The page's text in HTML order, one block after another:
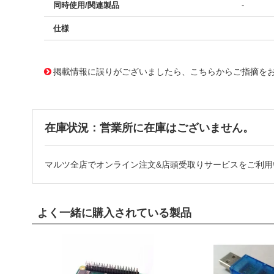
同時使用/関連製品 -
仕様
掲載情報に誤りがございましたら、こちらからご指摘を
在庫状況：営業所に在庫はございません。
マルツ全店でオンライン注文&店頭受取りサービスをご利
よく一緒に購入されている製品